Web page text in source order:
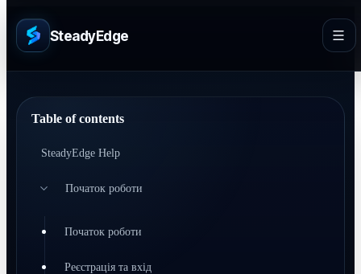
SteadyEdge
Table of contents
SteadyEdge Help
Початок роботи
Початок роботи
Реєстрація та вхід